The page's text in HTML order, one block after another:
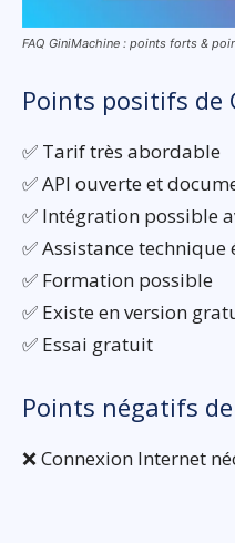
FAQ GiniMachine : points forts &
Points positifs de
✅ Tarif très abordable
✅ API ouverte et
✅ Intégration possible
✅ Assistance technique
✅ Formation possible
✅ Existe en version
✅ Essai gratuit
Points négatifs
❌ Connexion Internet